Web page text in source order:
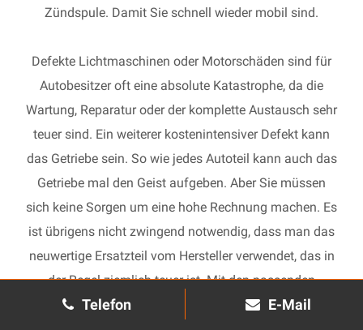
Telefon E-Mail
Zündspule. Damit Sie schnell wieder mobil sind.
Defekte Lichtmaschinen oder Motorschäden sind für
Autobesitzer oft eine absolute Katastrophe, da die
Wartung, Reparatur oder der komplette Austausch sehr
teuer sind. Ein weiterer kostenintensiver Defekt kann
das Getriebe sein. So wie jedes Autoteil kann auch das
Getriebe mal den Geist aufgeben. Aber Sie müssen
sich keine Sorgen um eine hohe Rechnung machen. Es
ist übrigens nicht zwingend notwendig, dass man das
neuwertige Ersatzteil vom Hersteller verwendet, das in
der Regel ziemlich teuer ist. Mit den passenden
Ersatzteilen kann jedes gebrauchte Getriebe schnell